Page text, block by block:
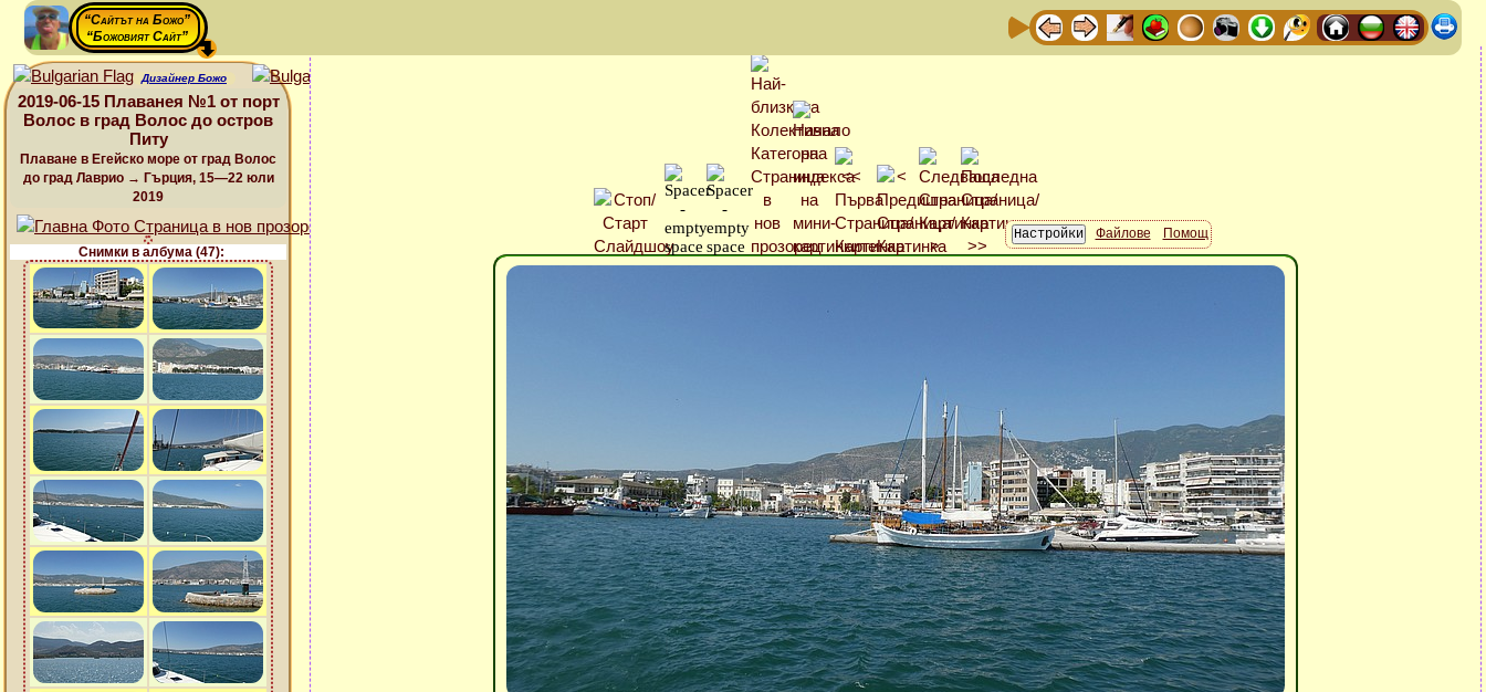
“Сайтът на Божо”
“Божовият Сайт”
Дизайнер Божо
2019-06-15 Плаванея №1 от порт
Волос в град Волос до остров
Питу
Плаване в Егейско море от град Волос
до град Лаврио → Гърция, 15—22 юли
2019
Снимки в албума (47):
Файлове Помощ